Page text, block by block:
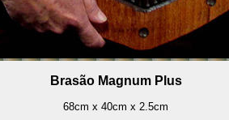
Brasão Magnum Plus
68cm x 40cm x 2.5cm